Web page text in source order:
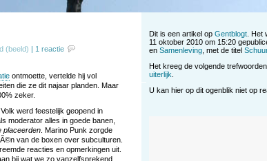
(beeld) | 1 reactie
ontmoette, vertelde hij vol
die ze dit najaar planden. Maar
zeker.
werd feestelijk geopend in
moderator alles in goede banen,
placeerden . Marino Punk zorgde
van de boxen over subculturen.
reacties en opmerkingen uit.
bij wat we zo vanzelfsprekend
Dit is een artikel op Gentblogt .
11 oktober 2010 om 15:20
en Samenleving , met de titel
Het kreeg de volgende
uiterlijk
U kan hier op dit ogenblik niet op